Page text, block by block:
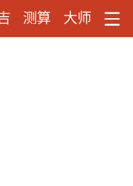
测算 大师